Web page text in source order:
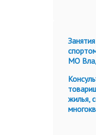
МО
жилья,